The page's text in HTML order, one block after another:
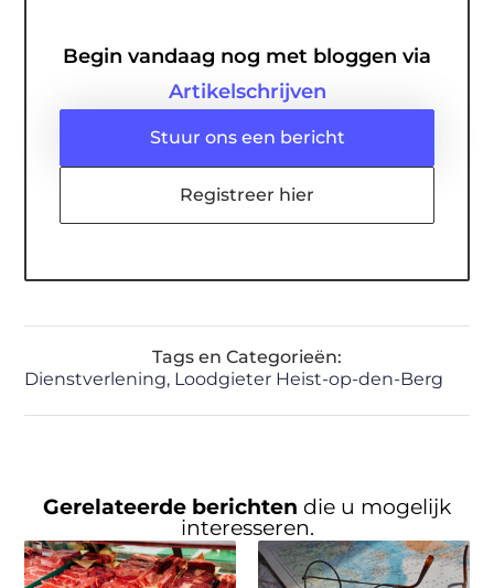
Begin vandaag nog met bloggen via
Artikelschrijven
Stuur ons een bericht
Registreer hier
Tags en Categorieën:
Dienstverlening, Loodgieter Heist-op-den-Berg
Gerelateerde berichten die u mogelijk
interesseren.